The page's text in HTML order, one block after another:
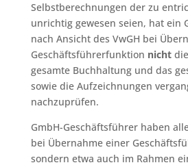
Selbstberechnungen der zu
unrichtig gewesen seien, hat ein
nach Ansicht des VwGH bei
Geschäftsführerfunktion nicht
gesamte Buchhaltung und das
sowie die Aufzeichnungen
nachzuprüfen.
GmbH-Geschäftsführer haben
bei Übernahme einer
sondern etwa auch im Rahmen